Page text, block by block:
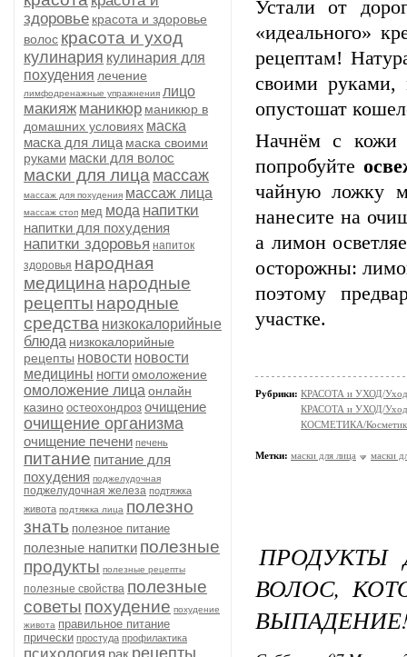
здоровье красота и здоровье
волос красота и уход
кулинария кулинария для
похудения лечение
лимфодренажные упражнения лицо
макияж маникюр маникюр в
домашних условиях маска
маска для лица маска своими
руками маски для волос
маски для лица массаж
массаж для похудения массаж лица
массаж стоп мед мода напитки
напитки для похудения
напитки здоровья напиток
здоровья народная
медицина народные
рецепты народные
средства низкокалорийные
блюда низкокалорийные
рецепты новости новости
медицины ногтиомоложение
омоложение лица онлайн
казино остеохондроз очищение
очищение организма
очищение печени печень
питание питание для
похудения поджелудочная
поджелудочная железа подтяжка
живота подтяжка лица полезно
знать полезное питание
полезные напитки полезные
продукты полезные рецепты
полезные свойства полезные
советы похудение похудение
живота правильное питание
прически простуда профилактика
рак рецепты
Устали от
«идеального»
рецептам!
своими руками,
опустошат
Начнём с кожи
попробуйте
чайную ложку
нанесите на
а лимон
осторожны:
поэтому
участке.
Рубрики: КРАСОТА и УХОД/Уход
КРАСОТА и УХОД/Уход
КОСМЕТИКА/
Метки: маски для лица маски
ПРОДУКТЫ
ВОЛОС,